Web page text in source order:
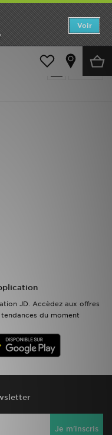
Voir
-
JD. Accèdez aux offres
du moment
Je m'inscris